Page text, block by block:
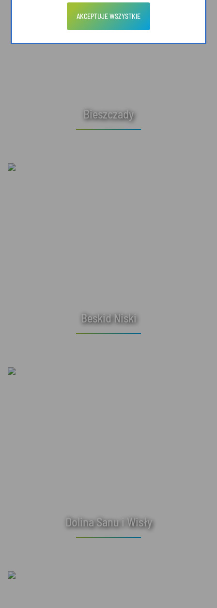
Bieszczady
Beskid Niski
Dolina Sanu i Wisły
AKCEPTUJE WSZYSTKIE